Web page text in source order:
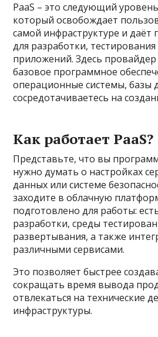
PaaS – это следующий
который освобождает
самой инфраструктуре и
для разработки, тестирования
приложений. Здесь провайдер
базовое программное
операционные системы, базы
сосредотачиваетесь на
Как работает PaaS?
Представьте, что вы
нужно думать о настройках
данных или системе
заходите в облачную
подготовлено для работы:
разработки, среды
развертывания, а также
различными сервисами.
Это позволяет быстрее
сокращать время вывода
отвлекаться на технические
инфраструктуры.